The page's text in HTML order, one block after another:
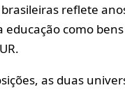
reflete
como
as duas